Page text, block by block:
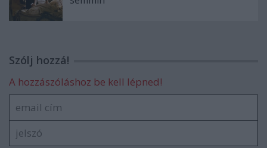
Szólj hozzá!
A hozzászóláshoz be kell lépned!